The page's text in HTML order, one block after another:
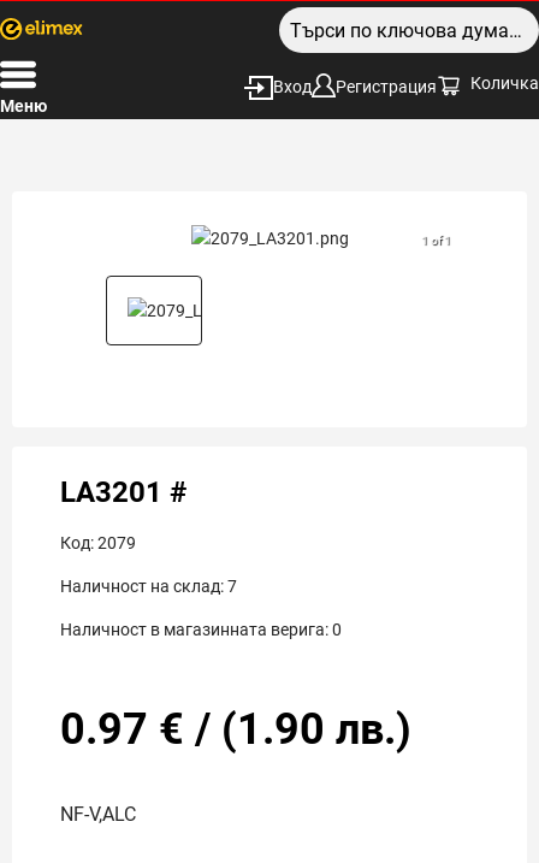
Меню
Вход Регистрация Количка
1 of 1
LA3201 #
Код:2079
Наличност на склад:7
Наличност в магазинната верига:0
0.97 € / (1.90 лв.)
NF-V,ALC